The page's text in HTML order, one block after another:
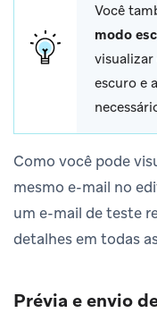
Você
modo
escuro e
Como você pode
mesmo e-mail no
um e-mail de teste
detalhes em todas
Prévia e envio